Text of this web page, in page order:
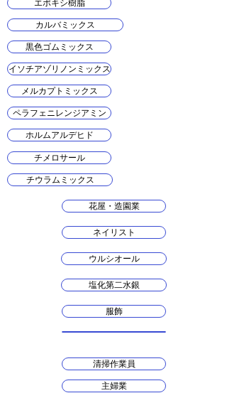
エポキシ樹脂
カルバミックス
黒色ゴムミックス
イソチアゾリノンミックス
メルカプトミックス
ペラフェニレンジアミン
ホルムアルデヒド
チメロサール
チウラムミックス
花屋・造園業
ネイリスト
ウルシオール
塩化第二水銀
服飾
清掃作業員
主婦業